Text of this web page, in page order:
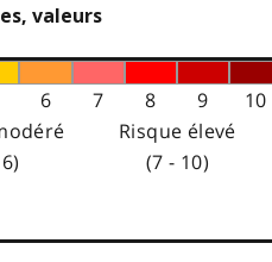
valeurs
6 7 8 9
10
Risque élevé
(7 - 10)